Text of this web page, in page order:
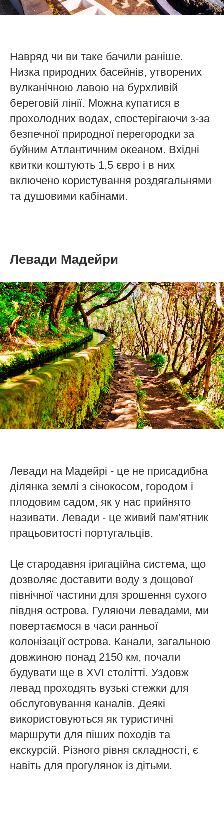
Навряд чи ви таке бачили раніше.
Низка природних басейнів, утворених
вулканічною лавою на бурхливій
береговій лінії. Можна купатися в
прохолодних водах, спостерігаючи з-за
безпечної природної перегородки за
буйним Атлантичним океаном. Вхідні
квитки коштують 1,5 євро і в них
включено користування роздягальнями
та душовими кабінами.
Левади Мадейри
Левади на Мадейрі - це не присадибна
ділянка землі з сінокосом, городом і
плодовим садом, як у нас прийнято
називати. Левади - це живий пам'ятник
працьовитості португальців.
Це стародавня іригаційна система, що
дозволяє доставити воду з дощової
північної частини для зрошення сухого
півдня острова. Гуляючи левадами, ми
повертаємося в часи ранньої
колонізації острова. Канали, загальною
довжиною понад 2150 км, почали
будувати ще в XVI столітті. Уздовж
левад проходять вузькі стежки для
обслуговування каналів. Деякі
використовуються як туристичні
маршрути для піших походів та
екскурсій. Різного рівня складності, є
навіть для прогулянок із дітьми.